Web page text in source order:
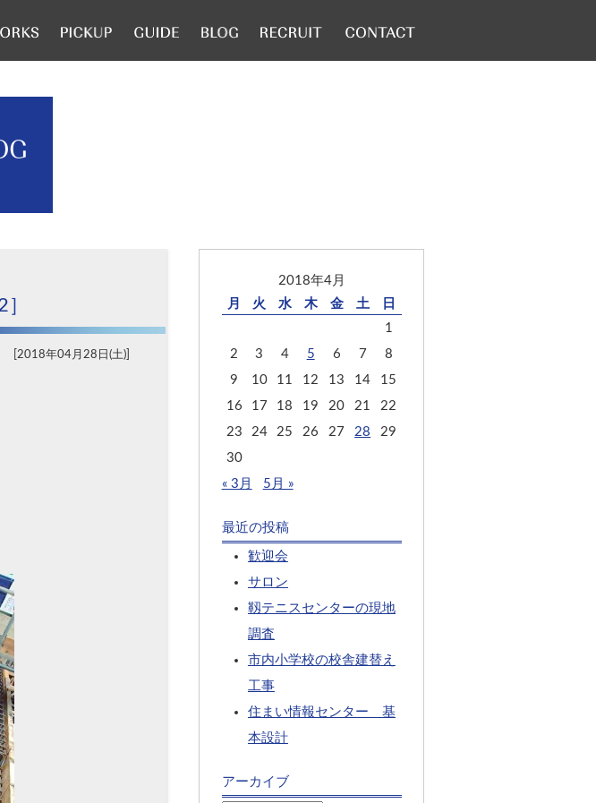
2018年04月28日(土)
2018年4月
月
火 水 木 金 土
日
1
2
3 4 5 6 7
8
9
10 11 12 13 14
15
16
17 18 19 20 21
22
23
24 25 26 27 28
29
30
« 3月
5月 »
最近の投稿
歓迎会
サロン
靱テニスセンターの現地
調査
市内小学校の校舎建替え
工事
住まい情報センター 基
本設計
アーカイブ